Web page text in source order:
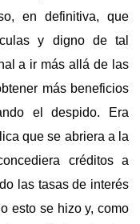
en definitiva, que
y digno de tal
a ir más allá de las
más beneficios
el despido. Era
que se abriera a la
créditos a
las tasas de interés
esto se hizo y, como